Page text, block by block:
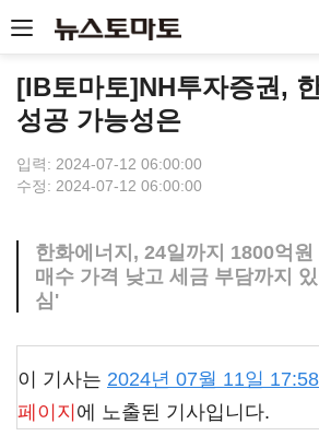
[IB토마토]NH투자증권,
성공 가능성은
입력: 2024-07-12 06:00:00
수정: 2024-07-12 06:00:00
한화에너지, 24일까지 1800억
매수 가격 낮고 세금 부담까지
심'
이 기사는 2024년 07월 11일 17:58
페이지 에 노출된 기사입니다.